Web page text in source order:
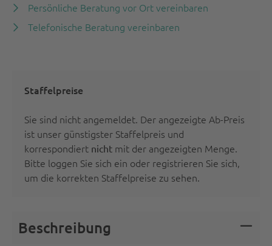
Persönliche Beratung vor Ort vereinbaren
Telefonische Beratung vereinbaren
Staffelpreise
Sie sind nicht angemeldet. Der angezeigte Ab-Preis
ist unser günstigster Staffelpreis und
korrespondiert nicht mit der angezeigten Menge.
Bitte loggen Sie sich ein oder registrieren Sie sich,
um die korrekten Staffelpreise zu sehen.
Beschreibung